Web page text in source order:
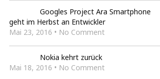
Googles Project Ara Smartphone
geht im Herbst an Entwickler
Mai 23, 2016 • No Comment
Nokia kehrt zurück
Mai 18, 2016 • No Comment